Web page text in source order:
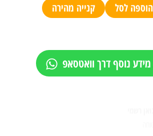
הוספה לסל קנייה מהירה
נוסף דרך וואטסאפ